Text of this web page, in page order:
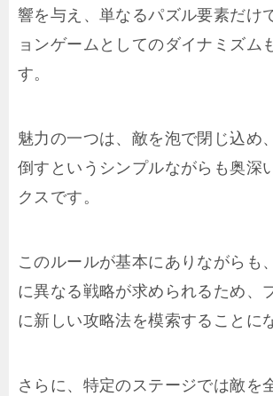
響を与え、単なるパズル要素だけ
ョンゲームとしてのダイナミズム
す。
魅力の一つは、敵を泡で閉じ込め
倒すというシンプルながらも奥深
クスです。
このルールが基本にありながらも
に異なる戦略が求められるため、
に新しい攻略法を模索することに
さらに、特定のステージでは敵を